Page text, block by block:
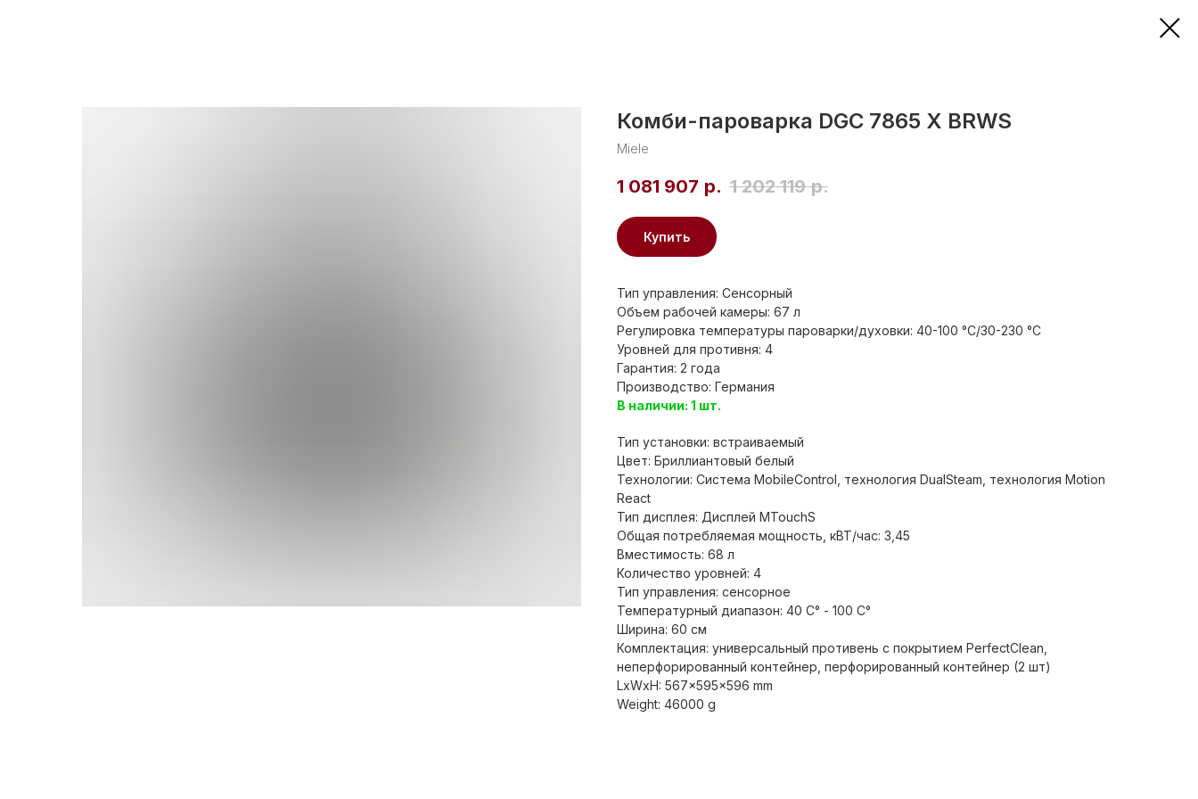
Комби-пароварка DGC 7865 X BRWS
Miele
1 081 907 р. 1 202 119 р.
Купить
Тип управления: Сенсорный
Объем рабочей камеры: 67 л
Регулировка температуры пароварки/духовки: 40-100 °С/30-230 °С
Уровней для противня: 4
Гарантия: 2 года
Производство: Германия
В наличии: 1 шт.
Тип установки: встраиваемый
Цвет: Бриллиантовый белый
Технологии: Система MobileControl, технология DualSteam, технология Motion
React
Тип дисплея: Дисплей MTouchS
Общая потребляемая мощность, кВТ/час: 3,45
Вместимость: 68 л
Количество уровней: 4
Тип управления: сенсорное
Температурный диапазон: 40 C° - 100 C°
Ширина: 60 см
Комплектация: универсальный противень с покрытием PerfectClean,
неперфорированный контейнер, перфорированный контейнер (2 шт)
LxWxH: 567x595x596 mm
Weight: 46000 g